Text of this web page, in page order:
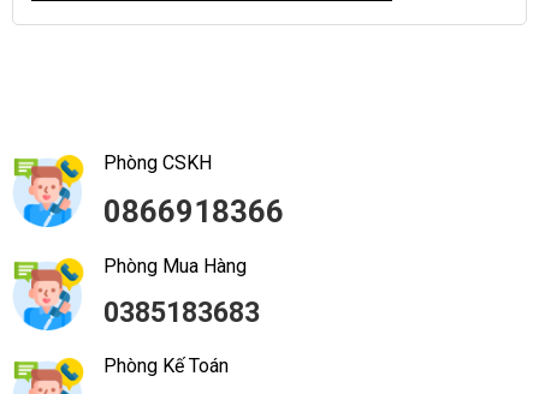
Phòng CSKH
0866918366
Phòng Mua Hàng
0385183683
Phòng Kế Toán